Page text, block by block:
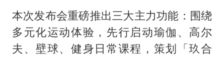
本次发布会重磅推出三大主力功能：围绕
多元化运动体验，先行启动瑜伽、高尔
夫、壁球、健身日常课程，策划「玖合